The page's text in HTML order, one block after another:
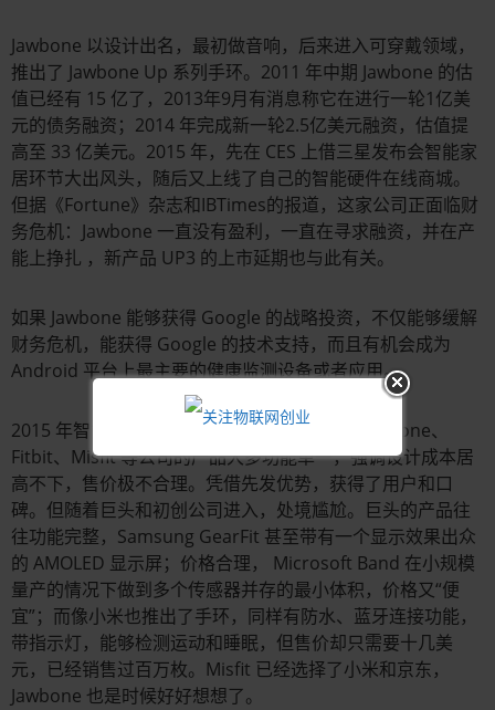
Jawbone 以设计出名，最初做音响，后来进入可穿戴领域，
推出了 Jawbone Up 系列手环。2011 年中期 Jawbone 的估
值已经有 15 亿了，2013年9月有消息称它在进行一轮1亿美
元的债务融资；2014 年完成新一轮2.5亿美元融资，估值提
高至 33 亿美元。2015 年，先在 CES 上借三星发布会智能家
居环节大出风头，随后又上线了自己的智能硬件在线商城。
但据《Fortune》杂志和IBTimes的报道，这家公司正面临财
务危机：Jawbone 一直没有盈利，一直在寻求融资，并在产
能上挣扎 ，新产品 UP3 的上市延期也与此有关。
如果 Jawbone 能够获得 Google 的战略投资，不仅能够缓解
财务危机，能获得 Google 的技术支持，而且有机会成为
Android 平台上最主要的健康监测设备或者应用。
2015 年智能穿戴式设备很可能迎来洗牌，像 Jawbone、
Fitbit、Misfit 等公司的产品大多功能单一，强调设计成本居
高不下，售价极不合理。凭借先发优势，获得了用户和口
碑。但随着巨头和初创公司进入，处境尴尬。巨头的产品往
往功能完整，Samsung GearFit 甚至带有一个显示效果出众
的 AMOLED 显示屏；价格合理， Microsoft Band 在小规模
量产的情况下做到多个传感器并存的最小体积，价格又“便
宜”；而像小米也推出了手环，同样有防水、蓝牙连接功能，
带指示灯，能够检测运动和睡眠，但售价却只需要十几美
元，已经销售过百万枚。Misfit 已经选择了小米和京东，
Jawbone 也是时候好好想想了。